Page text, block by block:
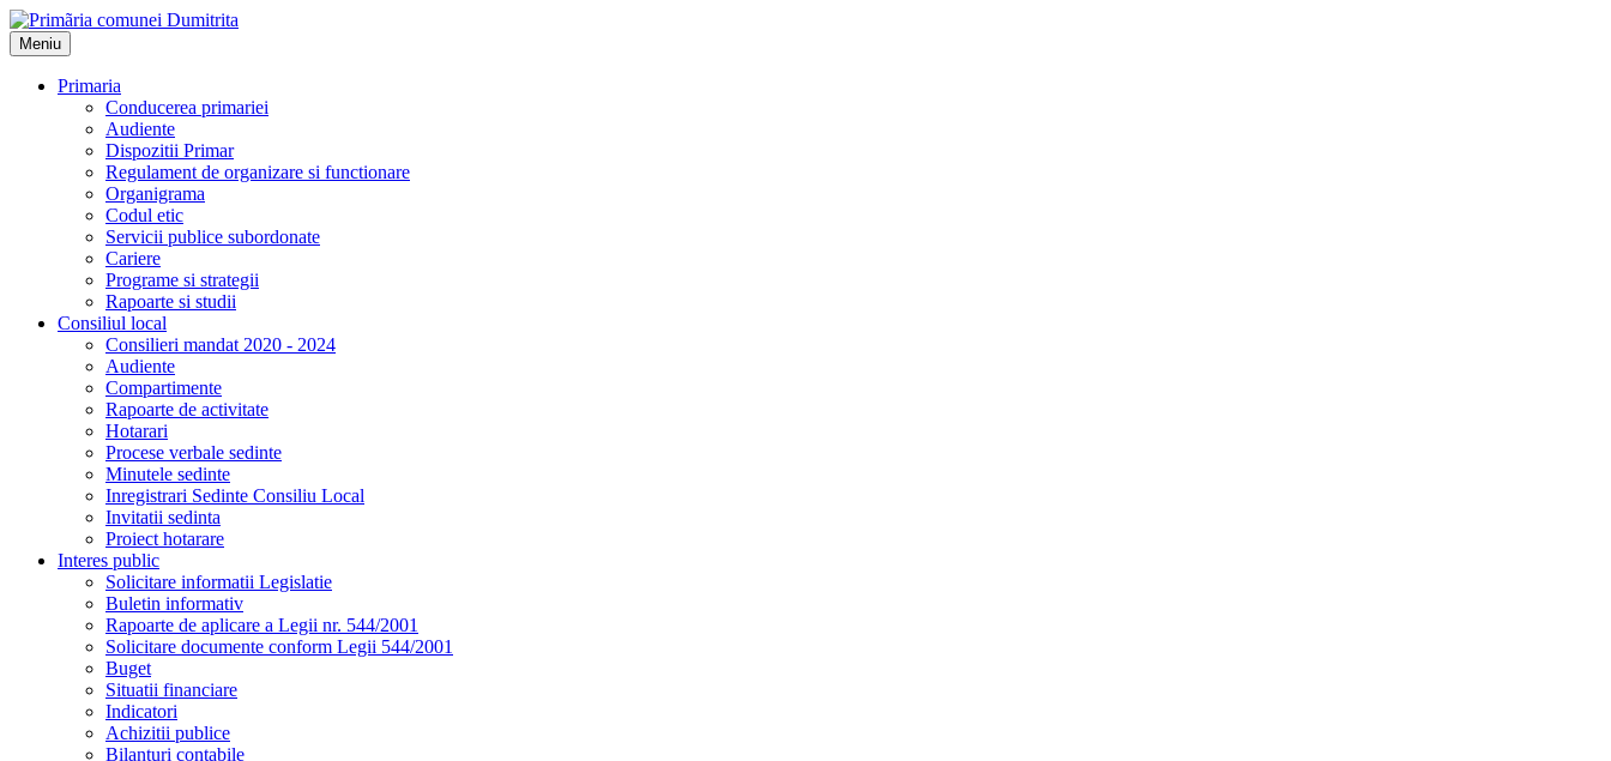
Meniu
Primaria
Conducerea primariei
Audiente
Dispozitii Primar
Regulament de organizare si functionare
Organigrama
Codul etic
Servicii publice subordonate
Cariere
Programe si strategii
Rapoarte si studii
Consiliul local
Consilieri mandat 2020 - 2024
Audiente
Compartimente
Rapoarte de activitate
Hotarari
Procese verbale sedinte
Minutele sedinte
Inregistrari Sedinte Consiliu Local
Invitatii sedinta
Proiect hotarare
Interes public
Solicitare informatii Legislatie
Buletin informativ
Rapoarte de aplicare a Legii nr. 544/2001
Solicitare documente conform Legii 544/2001
Buget
Situatii financiare
Indicatori
Achizitii publice
Bilanturi contabile